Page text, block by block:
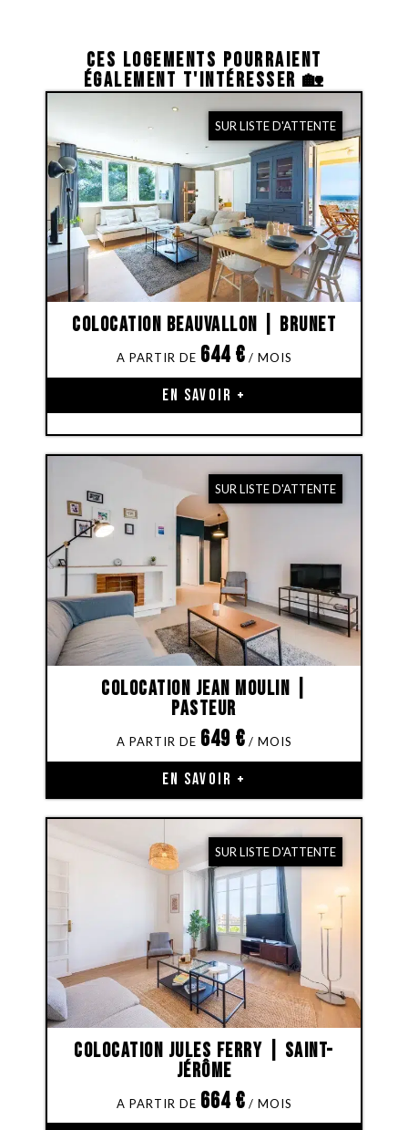
CES LOGEMENTS POURRAIENT
ÉGALEMENT T'INTÉRESSER 🏡
SUR LISTE D'ATTENTE
Colocation Beauvallon | Brunet
644€
EN SAVOIR +
SUR LISTE D'ATTENTE
Colocation Jean Moulin |
Pasteur
649 €
EN SAVOIR +
SUR LISTE D'ATTENTE
Colocation Jules Ferry | Saint-
Jérôme
664€